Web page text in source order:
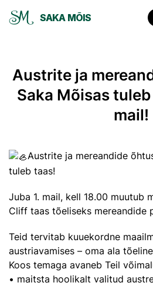
SAKA MÕIS
Austrite ja
Saka Mõisas
mail!
Austrite ja mereandide
tuleb taas!
Juba 1. mail, kell 18.00 muutub
Cliff taas tõeliseks mereandide
Teid tervitab kuuekordne
austriavamises – oma ala
Koos temaga avaneb Teil
• maitsta hoolikalt valitud